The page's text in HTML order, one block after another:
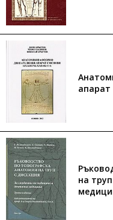
апарат
на